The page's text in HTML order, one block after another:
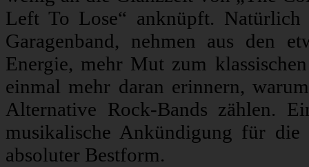
Left To Lose“ anknüpft.
Garagenband, nehmen aus den
Energie, mehr Mut zum
einmal mehr daran erinnern,
Alternative Rock-Bands zählen.
musikalische Ankündigung für
absoluter Bestform.